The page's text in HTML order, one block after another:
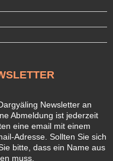
Newsletter an
Abmeldung ist jederzeit
eine email mit einem
Adresse. Sollten Sie sich
bitte, dass ein Name aus
muss.